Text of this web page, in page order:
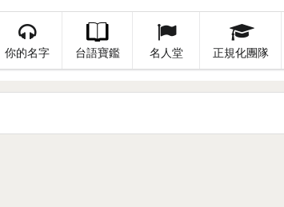
你的名字 台語寶鑑 名人堂 正規化團隊